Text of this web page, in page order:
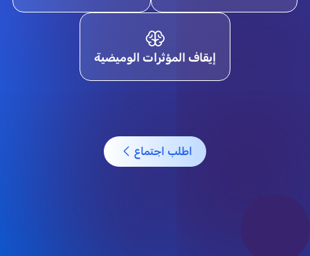
إيقاف المؤثرات الوميضية
اطلب اجتماع